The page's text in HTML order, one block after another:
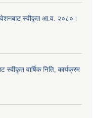
स्वीकृत आ.व. २०८०।
वार्षिक निति, कार्यक्रम